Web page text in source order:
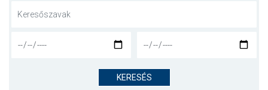
NYITÓLAP
CSAPATOK
KERESÉS